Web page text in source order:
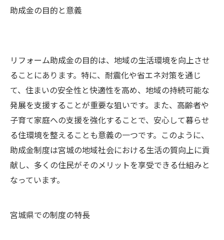
助成金の目的と意義
リフォーム助成金の目的は、地域の生活環境を向上させ
ることにあります。特に、耐震化や省エネ対策を通じ
て、住まいの安全性と快適性を高め、地域の持続可能な
発展を支援することが重要な狙いです。また、高齢者や
子育て家庭への支援を強化することで、安心して暮らせ
る住環境を整えることも意義の一つです。このように、
助成金制度は宮城の地域社会における生活の質向上に貢
献し、多くの住民がそのメリットを享受できる仕組みと
なっています。
宮城県での制度の特長